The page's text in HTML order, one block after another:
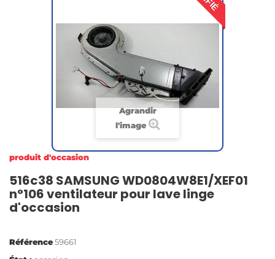
Agrandir
l'image
produit d'occasion
516c38 SAMSUNG WD0804W8E1/XEF01
n°106 ventilateur pour lave linge
d'occasion
Référence59661